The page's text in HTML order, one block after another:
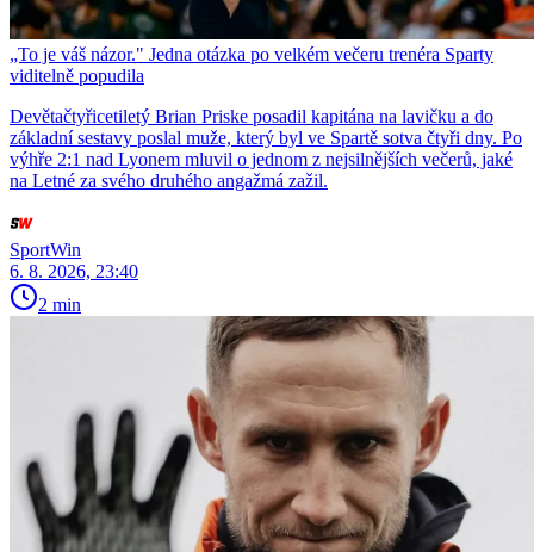
„To je váš názor." Jedna otázka po velkém večeru trenéra Sparty
viditelně popudila
Devětačtyřicetiletý Brian Priske posadil kapitána na lavičku a do
základní sestavy poslal muže, který byl ve Spartě sotva čtyři dny. Po
výhře 2:1 nad Lyonem mluvil o jednom z nejsilnějších večerů, jaké
na Letné za svého druhého angažmá zažil.
SportWin
6. 8. 2026, 23:40
2 min